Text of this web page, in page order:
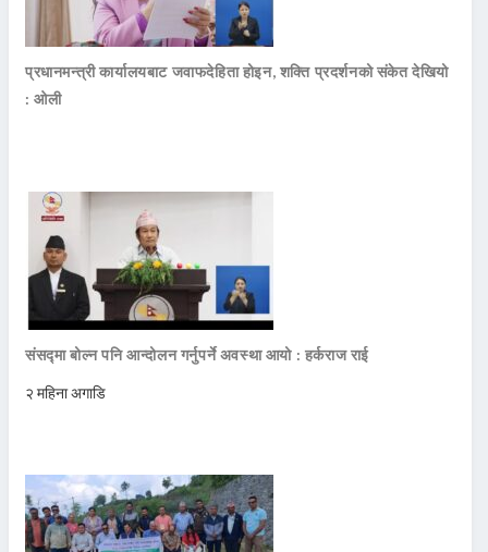
प्रधानमन्त्री कार्यालयबाट जवाफदेहिता होइन, शक्ति प्रदर्शनको संकेत देखियो
: ओली
संसद्मा बोल्न पनि आन्दोलन गर्नुपर्ने अवस्था आयो : हर्कराज राई
२ महिना अगाडि